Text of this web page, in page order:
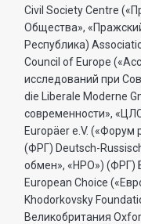
Civil Society Centre
Общества»,
Республика)
Council of Europe
исследований при
die Liberale Moderne
современности»,
Europäer e.V.
(ФРГ) Deutsch-
обмен», «НРО») (ФРГ)
European Choice
Khodorkovsky
Великобритания